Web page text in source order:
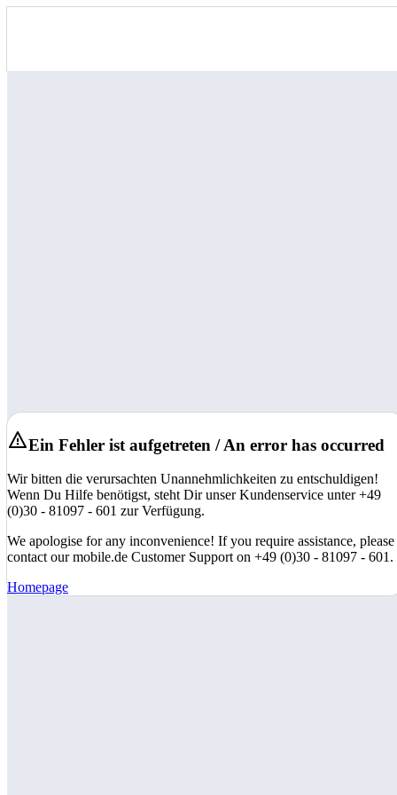
Ein Fehler ist aufgetreten / An error has occurred
Wir bitten die verursachten Unannehmlichkeiten zu entschuldigen!
Wenn Du Hilfe benötigst, steht Dir unser Kundenservice unter +49
(0)30 - 81097 - 601 zur Verfügung.
We apologise for any inconvenience! If you require assistance, please
contact our mobile.de Customer Support on +49 (0)30 - 81097 - 601.
Homepage